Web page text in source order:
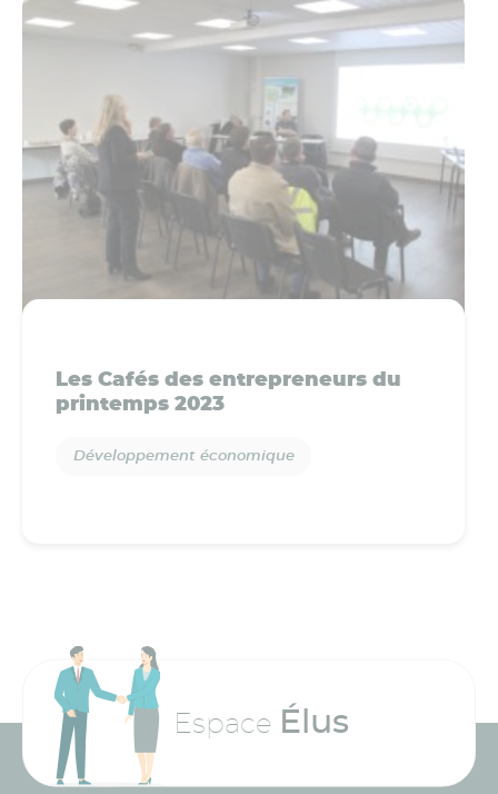
Les Cafés des entrepreneurs du
printemps 2023
Développement économique
Espace Élus